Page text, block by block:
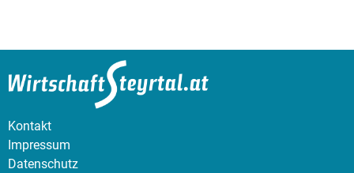
Kontakt
Impressum
Datenschutz